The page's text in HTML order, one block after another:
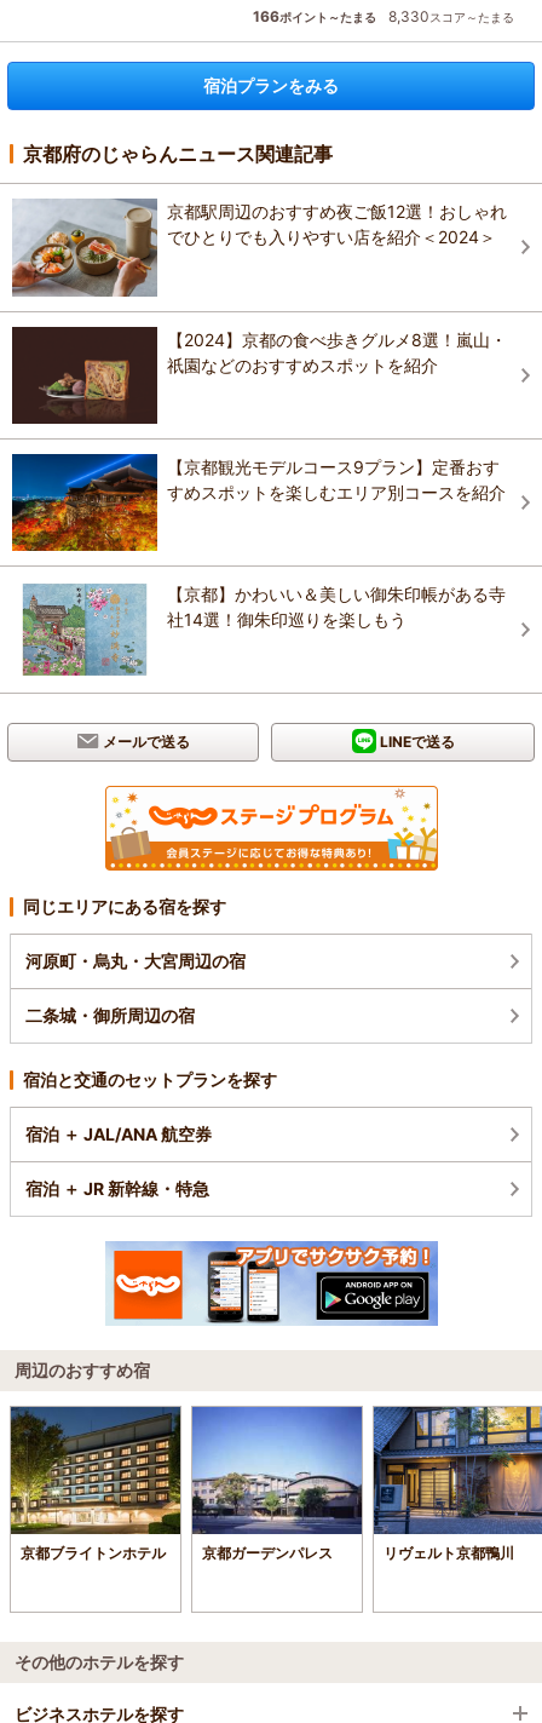
166ポイント～たまる 8,330スコア～たまる
宿泊プランをみる
京都府のじゃらんニュース関連記事
京都駅周辺のおすすめ夜ご飯12選！おしゃれ
でひとりでも入りやすい店を紹介＜2024＞
【2024】京都の食べ歩きグルメ8選！嵐山・
祇園などのおすすめスポットを紹介
【京都観光モデルコース9プラン】定番おす
すめスポットを楽しむエリア別コースを紹介
【京都】かわいい＆美しい御朱印帳がある寺
社14選！御朱印巡りを楽しもう
メールで送る LINEで送る
同じエリアにある宿を探す
河原町・烏丸・大宮周辺の宿
二条城・御所周辺の宿
宿泊と交通のセットプランを探す
宿泊 ＋ JAL/ANA 航空券
宿泊 ＋ JR 新幹線・特急
周辺のおすすめ宿
京都ブライトンホテル 京都ガーデンパレス リヴェルト京都鴨川
その他のホテルを探す
ビジネスホテルを探す